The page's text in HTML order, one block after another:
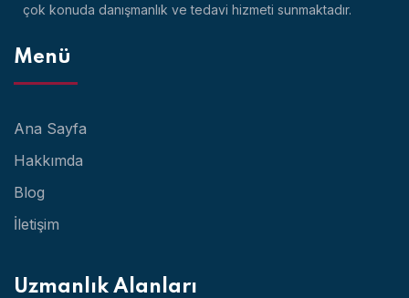
çok konuda danışmanlık ve tedavi hizmeti sunmaktadır.
Menü
Ana Sayfa
Hakkımda
Blog
İletişim
Uzmanlık Alanları